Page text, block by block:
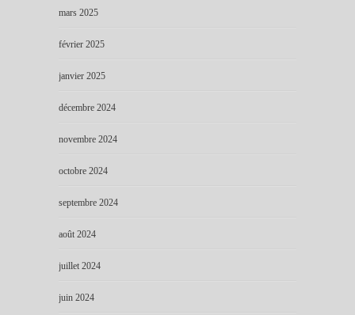
mars 2025
février 2025
janvier 2025
décembre 2024
novembre 2024
octobre 2024
septembre 2024
août 2024
juillet 2024
juin 2024